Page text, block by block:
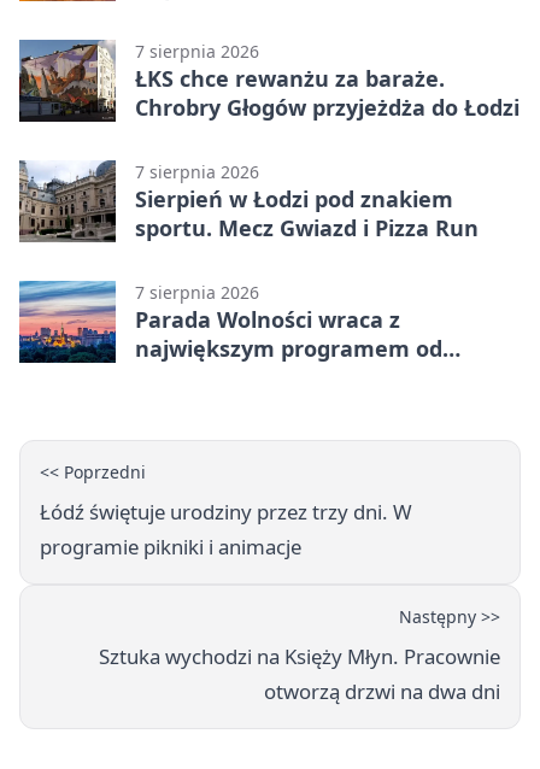
7 sierpnia 2026
ŁKS chce rewanżu za baraże.
Chrobry Głogów przyjeżdża do Łodzi
7 sierpnia 2026
Sierpień w Łodzi pod znakiem
sportu. Mecz Gwiazd i Pizza Run
7 sierpnia 2026
Parada Wolności wraca z
największym programem od
<< Poprzedni
Łódź świętuje urodziny przez trzy dni. W
programie pikniki i animacje
Następny >>
Sztuka wychodzi na Księży Młyn. Pracownie
otworzą drzwi na dwa dni